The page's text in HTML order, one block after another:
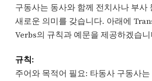
구동사는 동사와 함께 전치사나 부사
새로운 의미를 갖습니다. 아래에
Verbs의 규칙과 예문을 제공하겠습니
규칙:
주어와 목적어 필요: 타동사 구동사